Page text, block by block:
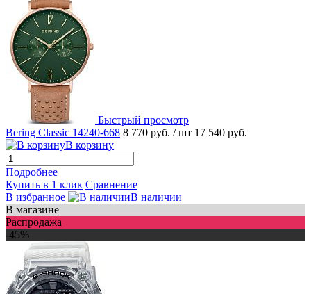
Быстрый просмотр
Bering Classic 14240-668 8 770 руб. / шт 17 540 руб.
В корзину
Подробнее
Купить в 1 клик Сравнение
В избранное
В наличии
В магазине
Распродажа
-45%